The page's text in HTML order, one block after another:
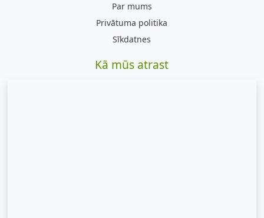
Par mums
Privātuma politika
Sīkdatnes
Kā mūs atrast